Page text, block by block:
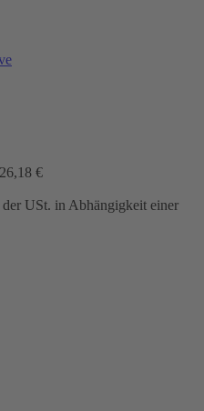
26,18 €
USt. in Abhängigkeit einer